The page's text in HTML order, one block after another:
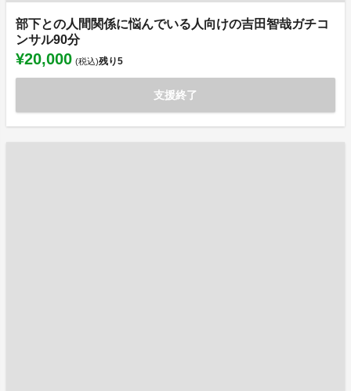
部下との人間関係に悩んでいる人向けの吉田智哉ガチコ
ンサル90分
¥20,000 (税込)残り5
支援終了